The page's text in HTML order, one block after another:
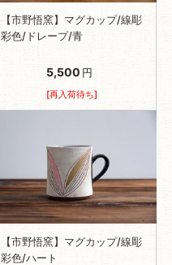
【市野悟窯】マグカップ/線彫
彩色/ドレープ/青
5,500 円
[再入荷待ち]
【市野悟窯】マグカップ/線彫
彩色/ハート